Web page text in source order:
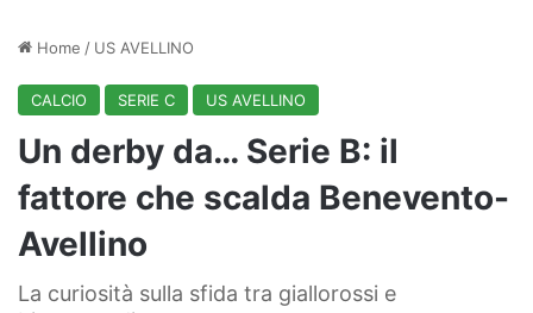
Home / US AVELLINO
CALCIO SERIE C US AVELLINO
Un derby da… Serie B: il
fattore che scalda Benevento-
Avellino
La curiosità sulla sfida tra giallorossi e